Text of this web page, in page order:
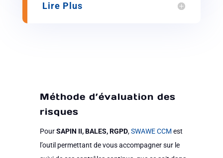
Lire Plus
Méthode d’évaluation des
risques
PourSAPIN II, BALES, RGPD,SWAWE CCM est
l’outil permettant de vous accompagner sur le